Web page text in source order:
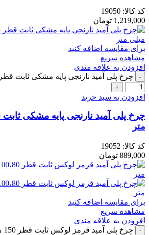
کد کالا: 19050
1,219,000 تومان
برای مقایسه اضافه کنید
مشاهده سریع
افزودن به علاقه مندی
چرخ پلی آمید نارنجی پایه مشکی ثابت قطر 150 میلی متر عدد
افزودن به سبد خرید
متر
کد کالا: 19052
889,000 تومان
برای مقایسه اضافه کنید
مشاهده سریع
افزودن به علاقه مندی
چرخ پلی آمید قرمز لوکس ثابت قطر 150 میلی متر عدد